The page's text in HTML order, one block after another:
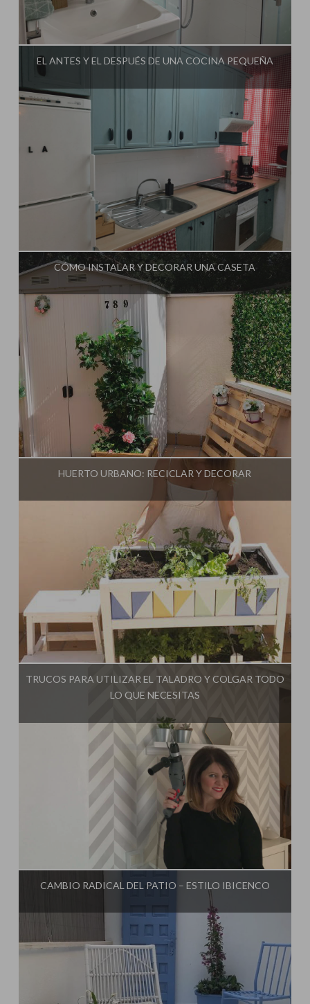
Influencer:Mimo de Mami
EL ANTES Y EL DESPUÉS DE UNA COCINA PEQUEÑA
Influencer:Mimo de Mami
CÓMO INSTALAR Y DECORAR UNA CASETA
Influencer:Mimo de Mami
HUERTO URBANO: RECICLAR Y DECORAR
Influencer: Mimo de Mami
TRUCOS PARA UTILIZAR EL TALADRO Y COLGAR TODO
LO QUE NECESITAS
Influencer: Mimo de Mami
CAMBIO RADICAL DEL PATIO – ESTILO IBICENCO